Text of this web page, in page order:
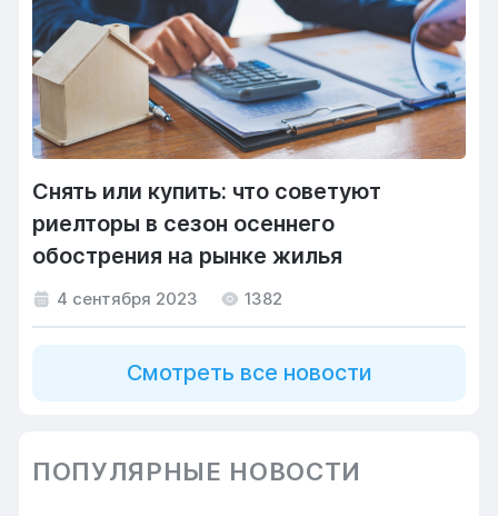
Снять или купить: что советуют
риелторы в сезон осеннего
обострения на рынке жилья
4 сентября 2023 1382
Смотреть все новости
ПОПУЛЯРНЫЕ НОВОСТИ